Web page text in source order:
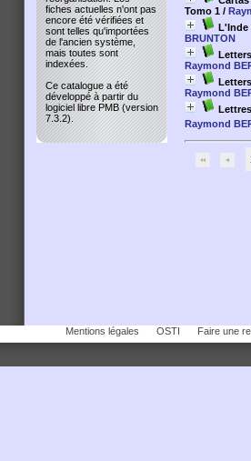
Tomo 1 /
L'Inde
BRUNTON
Raymond
Raymond
Raymond
Mentions légales OSTI Faire une
fiches actuelles n'ont pas
encore été vérifiées et
sont telles qu'importées
de l'ancien système,
mais toutes sont
indexées.
Ce catalogue a été
développé à partir du
logiciel libre PMB (version
7.3.2).